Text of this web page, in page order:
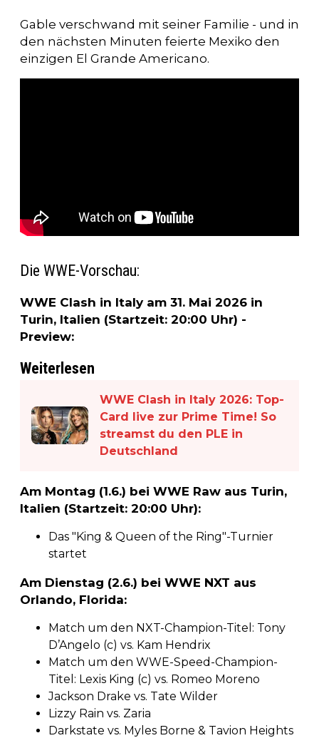
Gable verschwand mit seiner Familie - und in
den nächsten Minuten feierte Mexiko den
einzigen El Grande Americano.
Die WWE-Vorschau:
WWE Clash in Italy am 31. Mai 2026 in
Turin, Italien (Startzeit: 20:00 Uhr) -
Preview:
Weiterlesen
WWE Clash in Italy 2026: Top-
Card live zur Prime Time! So
streamst du den PLE in
Deutschland
Am Montag (1.6.) bei WWE Raw aus Turin,
Italien (Startzeit: 20:00 Uhr):
Das "King & Queen of the Ring"-Turnier
startet
Am Dienstag (2.6.) bei WWE NXT aus
Orlando, Florida:
Match um den NXT-Champion-Titel: Tony
D’Angelo (c) vs. Kam Hendrix
Match um den WWE-Speed-Champion-
Titel: Lexis King (c) vs. Romeo Moreno
Jackson Drake vs. Tate Wilder
Lizzy Rain vs. Zaria
Darkstate vs. Myles Borne & Tavion Heights